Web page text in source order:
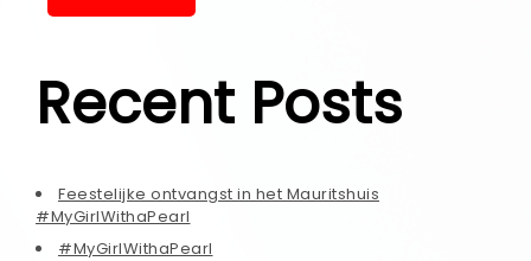
Recent Posts
Feestelijke ontvangst in het Mauritshuis
#MyGirlWithaPearl
#MyGirlWithaPearl